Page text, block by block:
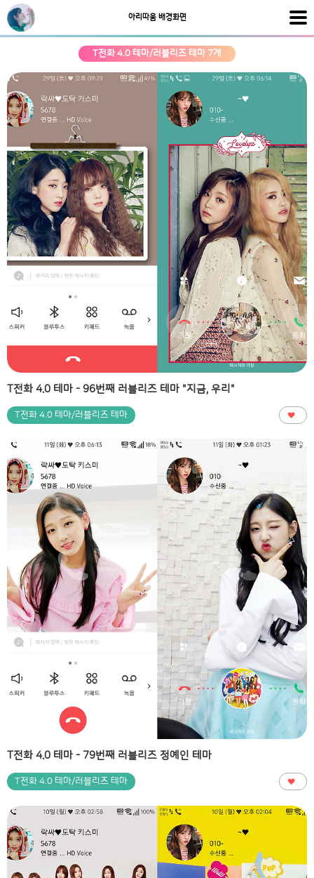
아리따움 배경화면
T전화 4.0 테마/러블리즈 테마 7개
T전화 4.0 테마 - 96번째 러블리즈 테마 "지금, 우리"
T전화 4.0 테마/러블리즈 테마
T전화 4.0 테마 - 79번째 러블리즈 정예인 테마
T전화 4.0 테마/러블리즈 테마